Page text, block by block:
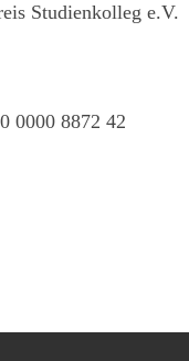
Studienkolleg e.V.
0000 8872 42